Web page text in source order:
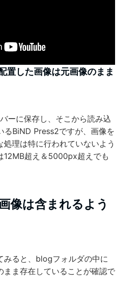
置した画像は元画像のまま
ーに保存し、そこから読み込
るBiND Press2ですが、画像を
理は特に行われていないよう
12MB超え＆5000px超えでも
像は含まれるよう
みると、blogフォルダの中に
まま存在していることが確認で